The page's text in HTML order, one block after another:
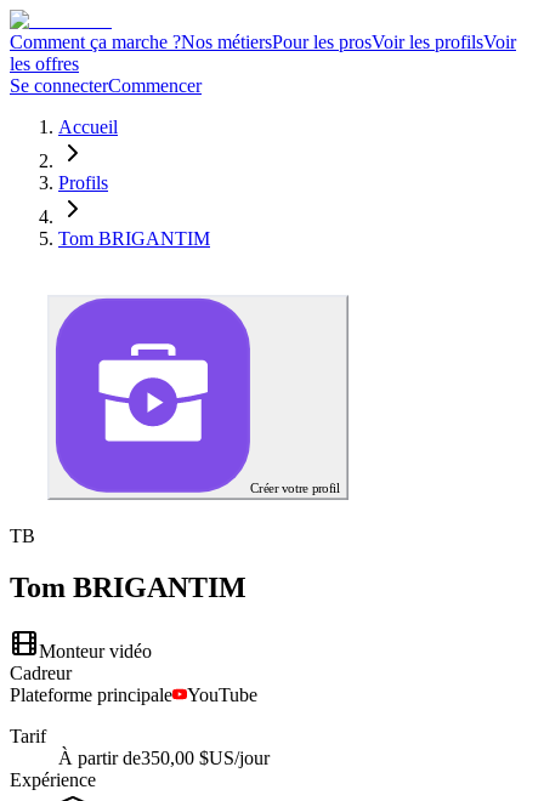
Comment ça marche ?Nos métiersPour les prosVoir les profilsVoir
les offres
Se connecterCommencer
Accueil
Profils
Tom BRIGANTIM
Créer votre profil
TB
Tom BRIGANTIM
Monteur vidéo
Cadreur
Plateforme principale
YouTube
Tarif
À partir de350,00 $US/jour
Expérience